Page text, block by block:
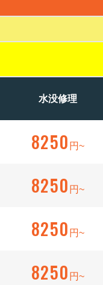
水没修理
8250 円~
8250 円~
8250 円~
8250 円~